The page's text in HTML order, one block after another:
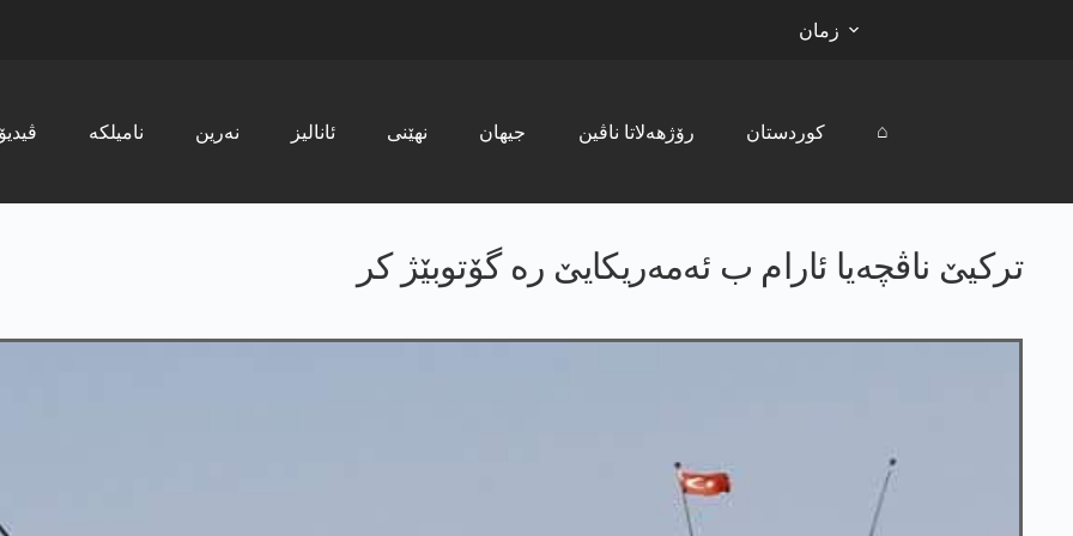
زمان
ڤیدیۆ نامیلکە نەرین ئانالیز نھێنی جیھان رۆژھەلاتا ناڤین کوردستان ⌂
تركیێ ناڤچه‌یا ئارام ب ئه‌مه‌ریكایێ ره‌ گۆتوبێژ كر